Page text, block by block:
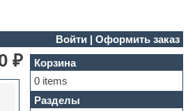
Войти |Оформить заказ
₽
Корзина
0 items
Разделы